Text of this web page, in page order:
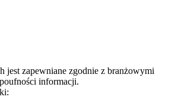
jest zapewniane zgodnie z branżowymi
informacji.